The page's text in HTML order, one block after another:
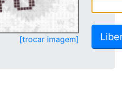
[trocar imagem]